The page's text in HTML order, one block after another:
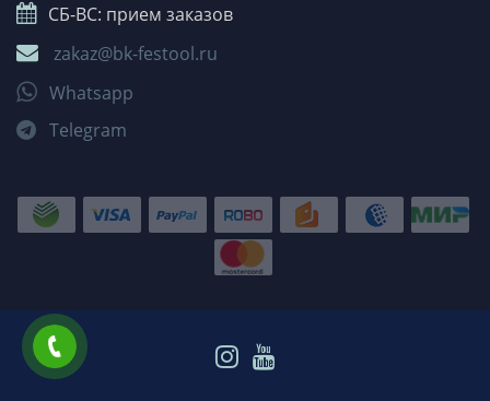
СБ-ВС: прием заказов
zakaz@bk-festool.ru
Whatsapp
Telegram